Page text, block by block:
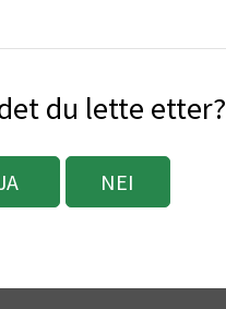
du lette etter?
NEI